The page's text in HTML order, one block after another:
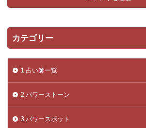
カテゴリー
1.占い師一覧
2.パワーストーン
3.パワースポット